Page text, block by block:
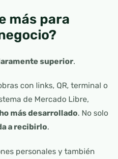
más para
superior.
con links, QR, terminal o
de Mercado Libre,
más desarrollado. No solo
a recibirlo.
personales y también